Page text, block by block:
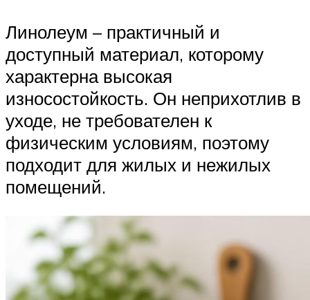
Линолеум – практичный и
доступный материал, которому
характерна высокая
износостойкость. Он неприхотлив в
уходе, не требователен к
физическим условиям, поэтому
подходит для жилых и нежилых
помещений.